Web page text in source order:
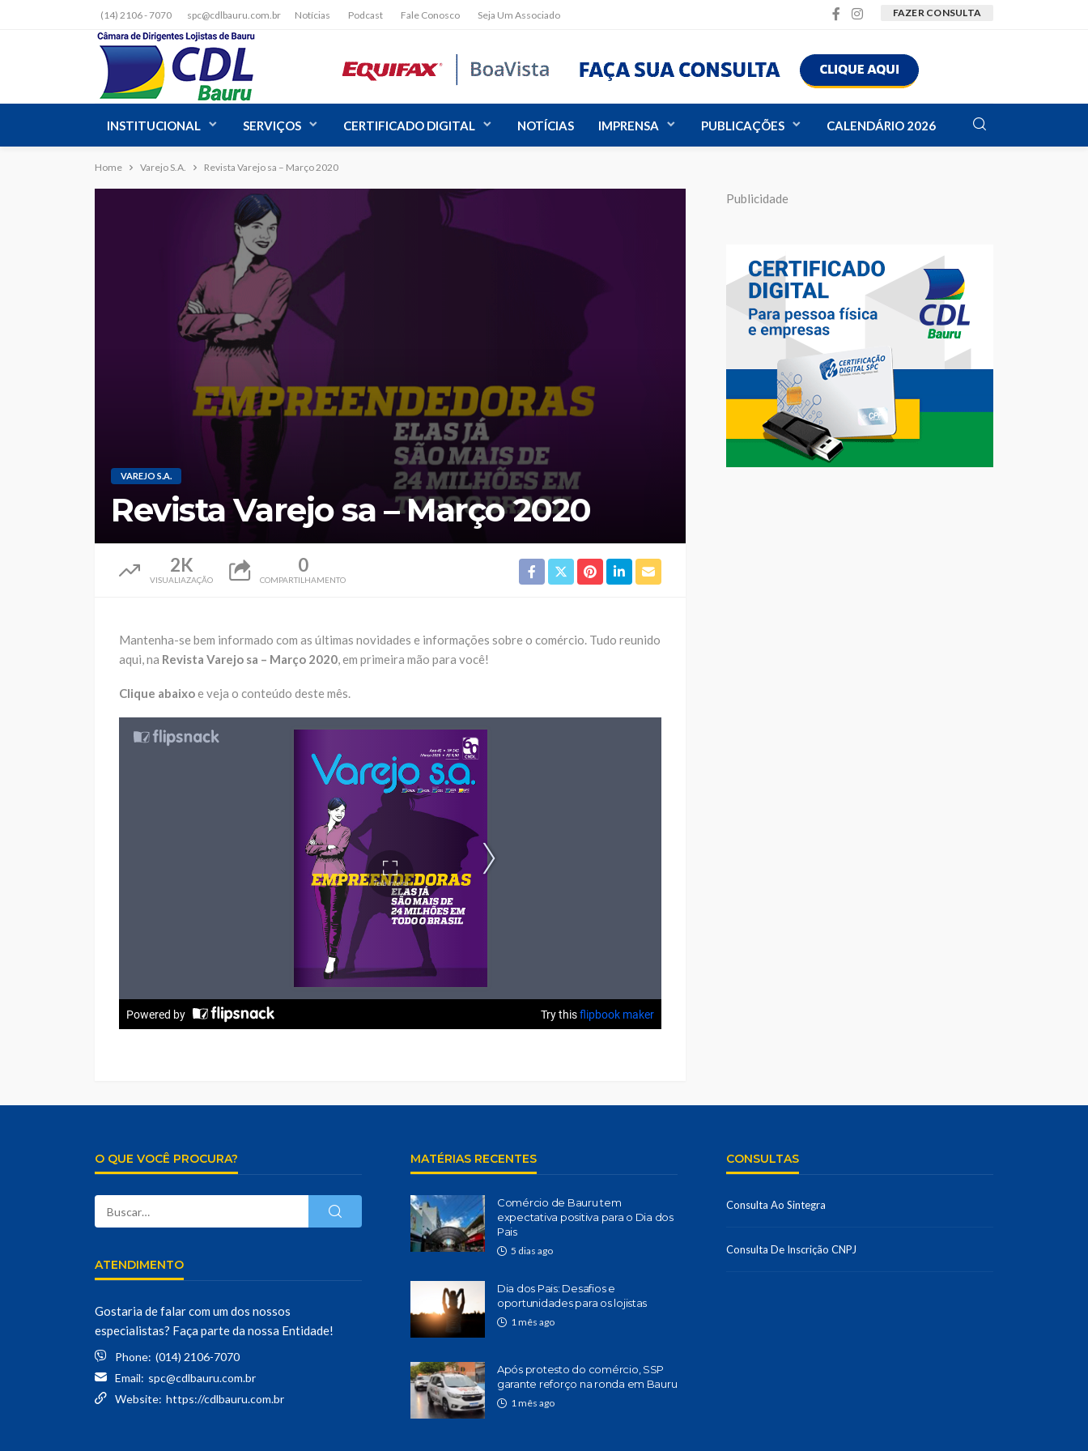
(14) 2106 - 7070 spc@cdlbauru.com.br Notícias Podcast Fale Conosco Seja Um Associado FAZER CONSULTA
INSTITUCIONAL SERVIÇOS CERTIFICADO DIGITAL NOTÍCIAS IMPRENSA PUBLICAÇÕES CALENDÁRIO 2026
Home Varejo S.A. Revista Varejo sa – Março 2020
VAREJO S.A.
Revista Varejo sa – Março 2020
2K
VISUALIAZAÇÃO
0
COMPARTILHAMENTO
Mantenha-se bem informado com as últimas novidades e informações sobre o comércio. Tudo reunido
aqui, na Revista Varejo sa – Março 2020, em primeira mão para você!
Clique abaixoe veja o conteúdo deste mês.
Publicidade
O QUE VOCÊ PROCURA?
ATENDIMENTO
Gostaria de falar com um dos nossos
especialistas? Faça parte da nossa Entidade!
Phone: (014) 2106-7070
Email: spc@cdlbauru.com.br
Website: https://cdlbauru.com.br
MATÉRIAS RECENTES
Comércio de Bauru tem
expectativa positiva para o Dia dos
Pais
5 dias ago
Dia dos Pais: Desafios e
oportunidades para os lojistas
1 mês ago
Após protesto do comércio, SSP
garante reforço na ronda em Bauru
1 mês ago
CONSULTAS
Consulta Ao Sintegra
Consulta De Inscrição CNPJ